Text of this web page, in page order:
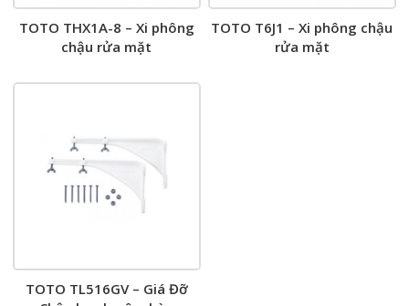
TOTO THX1A-8 – Xi phông
chậu rửa mặt
TOTO T6J1 – Xi phông chậu
rửa mặt
TOTO TL516GV – Giá Đỡ